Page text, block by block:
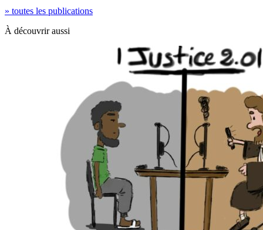
» toutes les publications
À découvrir aussi